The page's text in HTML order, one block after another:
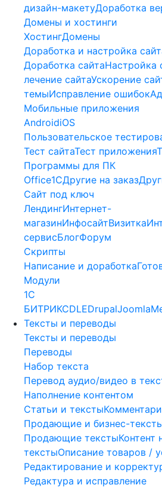
дизайн-макетуДоработка
Домены и хостинги
ХостингДомены
Доработка и настройка
Доработка сайтаНастройка
лечение сайтаУскорение
темыИсправление ошибок
Мобильные приложения
AndroidiOS
Пользовательское
Тест сайтаТест приложения
Программы для ПК
Office1СДругие на заказ
Сайт под ключ
ЛендингИнтернет-
магазинИнфосайтВизитка
сервисБлогФорум
Скрипты
Написание и доработка
Модули
1C
БИТРИКСDLEDrupalJoomla
Тексты и переводы
Тексты и переводы
Переводы
Набор текста
Перевод аудио/видео в
Наполнение контентом
Статьи и тексты
Продающие и бизнес-
Продающие текстыКонтент
текстыОписание товаров /
Редактирование и
Редактура и исправление